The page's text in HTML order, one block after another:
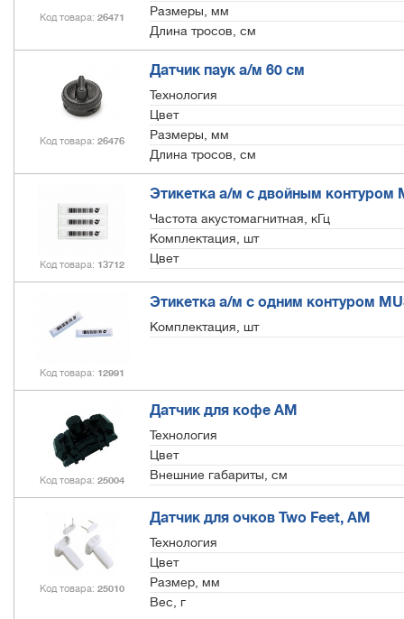
Код товара 26471
Размеры, мм
Длина тросов, см
Код товара 26476
Датчик паук а/м 60 см
Технология
Цвет
Размеры, мм
Длина тросов, см
Код товара 13712
Этикетка а/м с двойным контуром
Частота акустомагнитная, кГц
Комплектация, шт
Цвет
Код товара 12991
Этикетка а/м с одним контуром
Комплектация, шт
Код товара 25004
Датчик для кофе АМ
Технология
Цвет
Внешние габариты, см
Код товара 25010
Датчик для очков Two Feet, АМ
Технология
Цвет
Размер, мм
Вес, г